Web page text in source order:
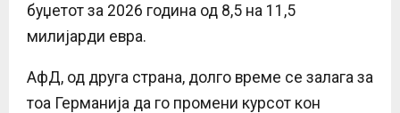
буџетот за 2026 година од 8,5 на 11,5
милијарди евра.
АфД, од друга страна, долго време се залага за
тоа Германија да го промени курсот кон